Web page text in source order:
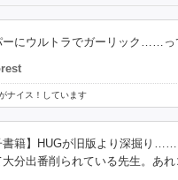
ーにウルトラでガーリック……っ
ナイス！しています
書籍】HUGが旧版より深掘り
大分出番削られている先生。あ